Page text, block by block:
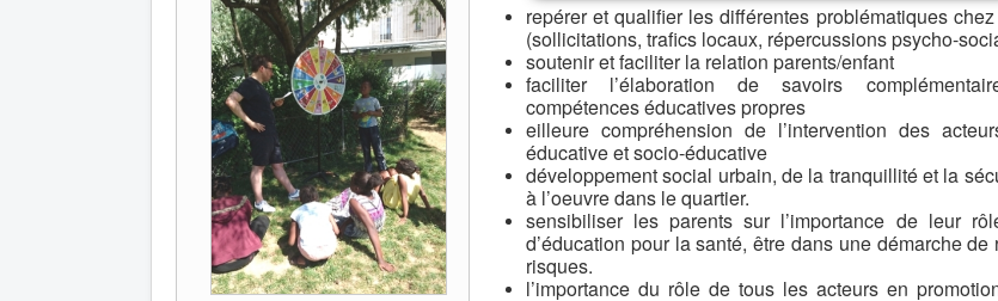
repérer et qualifier les différentes problématiques
(sollicitations, trafics locaux, répercussions psycho-
soutenir et faciliter la relation parents/enfant
faciliter l’élaboration de savoirs
compétences éducatives propres
eilleure compréhension de l’intervention des
éducative et socio-éducative
développement social urbain, de la tranquillité et la
à l’oeuvre dans le quartier.
sensibiliser les parents sur l’importance de leur
d’éducation pour la santé, être dans une démarche de
risques.
l’importance du rôle de tous les acteurs en